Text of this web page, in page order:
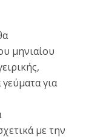
μηνιαίου
για
με την